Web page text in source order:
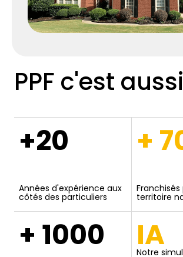
PPF c'est
+20
Années d'expérience aux
côtés des particuliers
+
territoire
+ 1000 IA
Notre